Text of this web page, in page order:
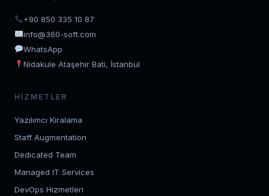
+90 850 335 10 87
info@360-soft.com
WhatsApp
Nidakule Ataşehir Bati, İstanbul
HIZMETLER
Yazılımcı Kiralama
Staff Augmentation
Dedicated Team
Managed IT Services
DevOps Hizmetleri